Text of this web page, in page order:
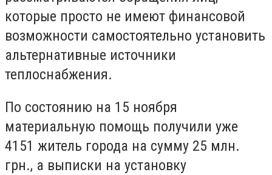
которые просто не имеют финансовой
возможности самостоятельно установить
альтернативные источники
теплоснабжения.
По состоянию на 15 ноября
материальную помощь получили уже
4151 житель города на сумму 25 млн.
грн., а выписки на установку